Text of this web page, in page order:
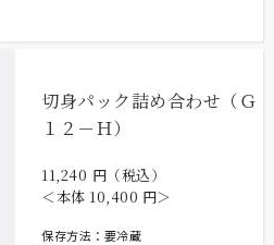
切身パック詰め合わせ（Ｇ
１２－Ｈ）
11,240 円（税込）
＜本体 10,400 円＞
保存方法：要冷蔵